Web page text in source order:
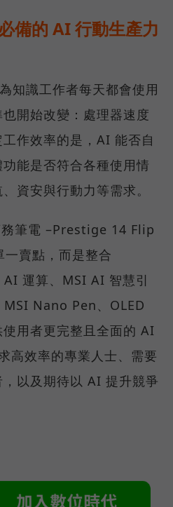
備的 AI 行動生產力
知識工作者每天都會使用
開始改變：處理器速度
作效率的是，AI 能否自
能是否符合各種使用情
資安與行動力等需求。
筆電 –Prestige 14 Flip
賣點，而是整合
運算、MSI AI 智慧引
Nano Pen、OLED
用者更完整且全面的 AI
高效率的專業人士、需要
以及期待以 AI 提升競爭